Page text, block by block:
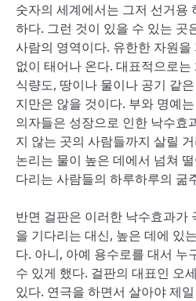
숫자의 세계에서는 그저 선거용
하다. 그런 것이 있을 수 있는 곳
사람의 영역이다. 유한한 자원
없이 태어나 온다. 대표적으로
식량도, 땅이나 물이나 공기 같
지만은 않을 것이다. 부와 명예
의자들은 성장으로 인한 낙수효
지 않는 곳의 사람들까지 살릴
논리는 물이 높은 데에서 넘쳐
다리는 사람들의 하루하루의 굶
반면 걸판은 이러한 낙수효과가
을 기다리는 대신, 높은 데에 있
다. 아니, 아예 용수로를 대서 누
수 있게 했다. 걸판의 대표인 오
있다. 연극을 하면서 살아야 제